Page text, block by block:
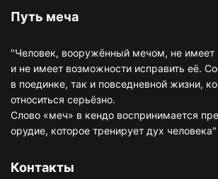
Путь меча
"Человек, вооружённый мечом, не имеет
и не имеет возможности исправить её.
в поединке, так и повседневной жизни,
относиться серьёзно.
Слово «меч» в кендо воспринимается
орудие, которое тренирует дух человека"
Контакты